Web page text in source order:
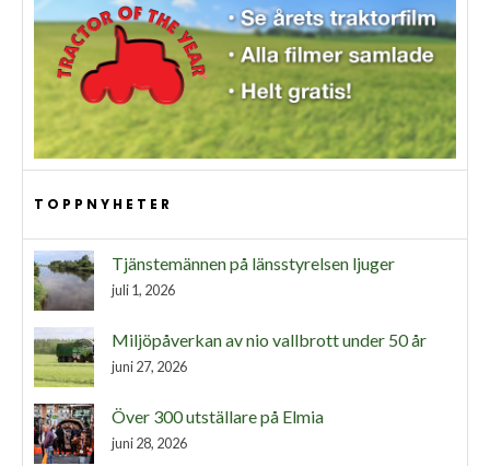
TOPPNYHETER
Tjänstemännen på länsstyrelsen ljuger
juli 1, 2026
Miljöpåverkan av nio vallbrott under 50 år
juni 27, 2026
Över 300 utställare på Elmia
juni 28, 2026